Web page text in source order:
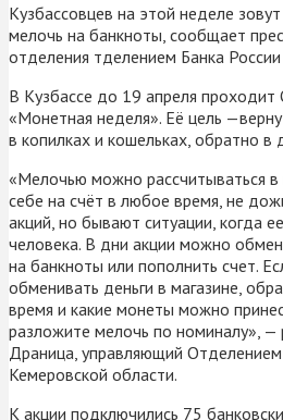
Кузбассовцев на этой неделе
мелочь на банкноты, сообщает
отделения тделением Банка
В Кузбассе до 19 апреля проходит
«Монетная неделя». Её цель
в копилках и кошельках, обратно
«Мелочью можно рассчитываться в
себе на счёт в любое время, не
акций, но бывают ситуации, когда
человека. В дни акции можно
на банкноты или пополнить счет.
обменивать деньги в магазине,
время и какие монеты можно
разложите мелочь по номиналу», —
Драница, управляющий
Кемеровской области.
К акции подключились 75